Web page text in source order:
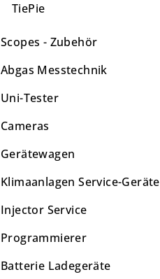
TiePie
Scopes - Zubehör
Abgas Messtechnik
Uni-Tester
Cameras
Gerätewagen
Klimaanlagen Service-Geräte
Injector Service
Programmierer
Batterie Ladegeräte